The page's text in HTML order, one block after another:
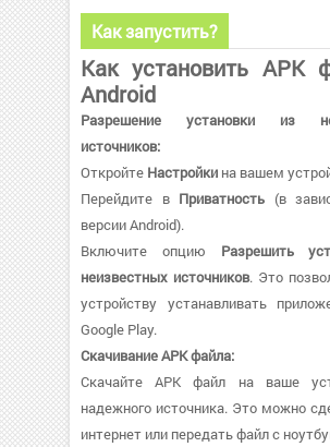
Как запустить?
Как установить APK
Android
Разрешение установки из
источников:
Откройте Настройки на вашем
Перейдите в Приватность (в
версии Android).
Включите опцию Разрешить
неизвестных источников. Это
устройству устанавливать
Google Play.
Скачивание APK файла:
Скачайте APK файл на ваше
надежного источника. Это можно
интернет или передать файл с